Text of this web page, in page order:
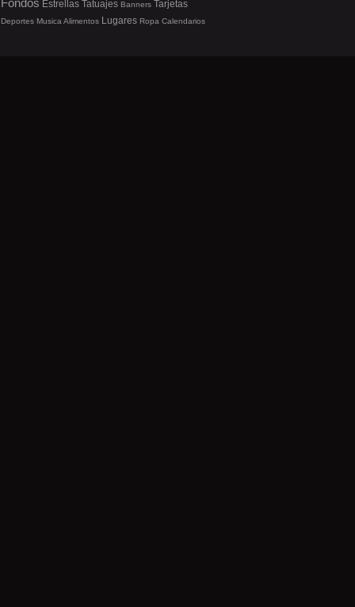
Fondos Estrellas Tatuajes Banners Tarjetas
Deportes Musica Alimentos Lugares Ropa Calendarios